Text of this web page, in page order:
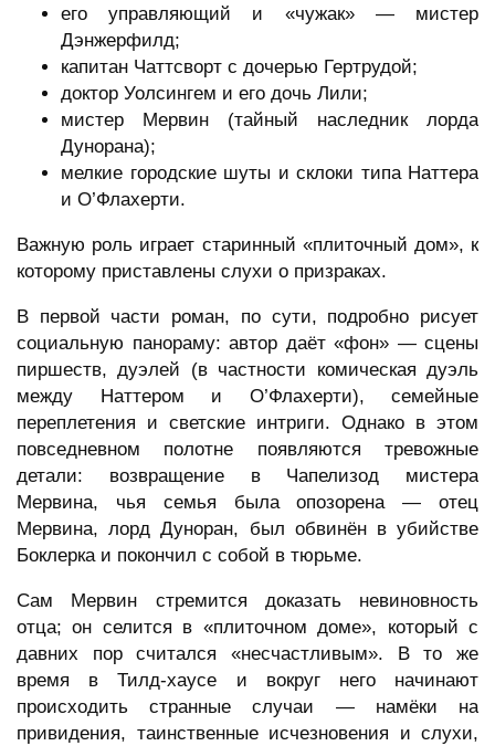
его управляющий и «чужак» — мистер
Дэнжерфилд;
капитан Чаттсворт с дочерью Гертрудой;
доктор Уолсингем и его дочь Лили;
мистер Мервин (тайный наследник лорда
Дунорана);
мелкие городские шуты и склоки типа Наттера
и О’Флахерти.
Важную роль играет старинный «плиточный дом», к
которому приставлены слухи о призраках.
В первой части роман, по сути, подробно рисует
социальную панораму: автор даёт «фон» — сцены
пиршеств, дуэлей (в частности комическая дуэль
между Наттером и О’Флахерти), семейные
переплетения и светские интриги. Однако в этом
повседневном полотне появляются тревожные
детали: возвращение в Чапелизод мистера
Мервина, чья семья была опозорена — отец
Мервина, лорд Дуноран, был обвинён в убийстве
Боклерка и покончил с собой в тюрьме.
Сам Мервин стремится доказать невиновность
отца; он селится в «плиточном доме», который с
давних пор считался «несчастливым». В то же
время в Тилд-хаусе и вокруг него начинают
происходить странные случаи — намёки на
привидения, таинственные исчезновения и слухи,